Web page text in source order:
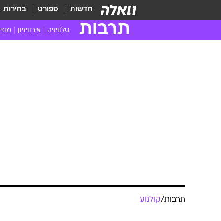
חדשות ספורט בחירות
תרבות טלוויזיה אירוויזיון
תרבות/קולנוע